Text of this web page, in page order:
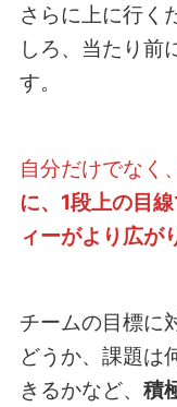
さらに上に行く
しろ、当たり前
す。
自分だけでなく、
に、1段上の目
ィーがより広が
チームの目標に
どうか、課題は
きるかなど、 積